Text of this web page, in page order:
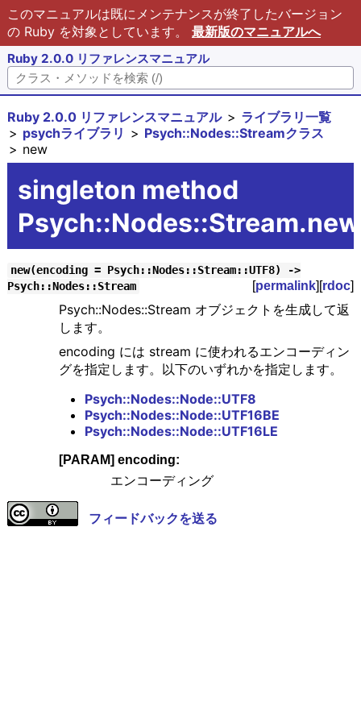
このマニュアルは既にメンテナンスが終了したバージョン
の Ruby を対象としています。 最新版のマニュアルへ
Ruby 2.0.0 リファレンスマニュアル
Ruby 2.0.0 リファレンスマニュアル
ライブラリ一覧
psychライブラリ
Psych::Nodes::Streamクラス
new
singleton method
Psych::Nodes::Stream.new
new(encoding = Psych::Nodes::Stream::UTF8) ->
Psych::Nodes::Stream
[permalink][rdoc]
Psych::Nodes::Stream オブジェクトを生成して返
します。
encoding には stream に使われるエンコーディン
グを指定します。以下のいずれかを指定します。
Psych::Nodes::Node::UTF8
Psych::Nodes::Node::UTF16BE
Psych::Nodes::Node::UTF16LE
[PARAM] encoding:
エンコーディング
フィードバックを送る